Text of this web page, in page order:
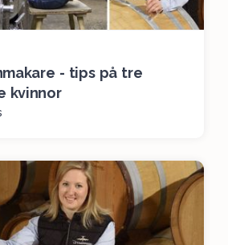
- tips på tre
kvinnor